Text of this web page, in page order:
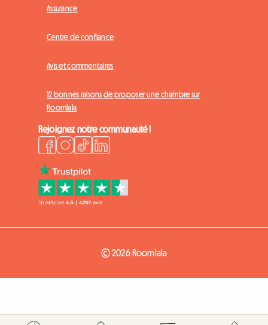
Assurance
Centre de confiance
Avis et commentaires
12 bonnes raisons de proposer une chambre sur
Roomlala
Rejoignez notre communauté !
© 2026 Roomlala